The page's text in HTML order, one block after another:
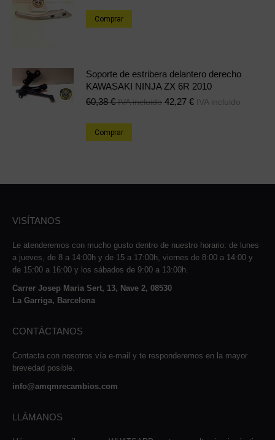
Comprar
Soporte de estribera delantero derecho
KAWASAKI NINJA ZX 6R 2010
60,38€ IVA incluido 42,27 € IVA incluido
Comprar
VISÍTANOS
Le atenderemos con mucho gusto dentro de nuestro horario: de lunes
a jueves, de 8 a 14:00h y de 15 a 17:00h, viernes de 8:00 a 14:00 y
de 15:00 a 16:00 y los sábados de 9:00 a 13:00h.
Carrer Josep Maria Sert, 13, Nave 2, 08530
La Garriga, Barcelona
CONTÁCTANOS
Contacta con nosotros vía e-mail y te responderemos en la mayor
brevedad posible.
info@amqmrecambios.com
LLÁMANOS